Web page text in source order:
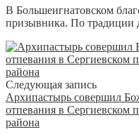
В Большеигнатовском
призывника. По традиции
Следующая запись
Архипастырь совершил
отпевания в Сергиевском
района